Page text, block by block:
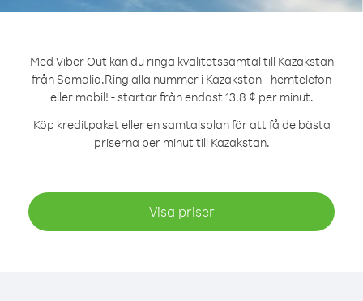
Med Viber Out kan du ringa kvalitetssamtal till Kazakstan
från Somalia.Ring alla nummer i Kazakstan - hemtelefon
eller mobil! - startar från endast 13.8 ¢ per minut.
Köp kreditpaket eller en samtalsplan för att få de bästa
priserna per minut till Kazakstan.
Visa priser